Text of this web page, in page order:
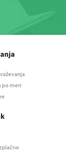
po meri